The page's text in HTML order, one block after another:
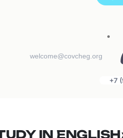
+7
IN
welcome@covcheg.org